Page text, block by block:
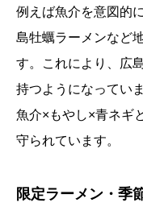
例えば魚介を意図的
島牡蠣ラーメンなど
す。これにより、広
持つようになってい
魚介×もやし×青ネギ
守られています。
限定ラーメン・季